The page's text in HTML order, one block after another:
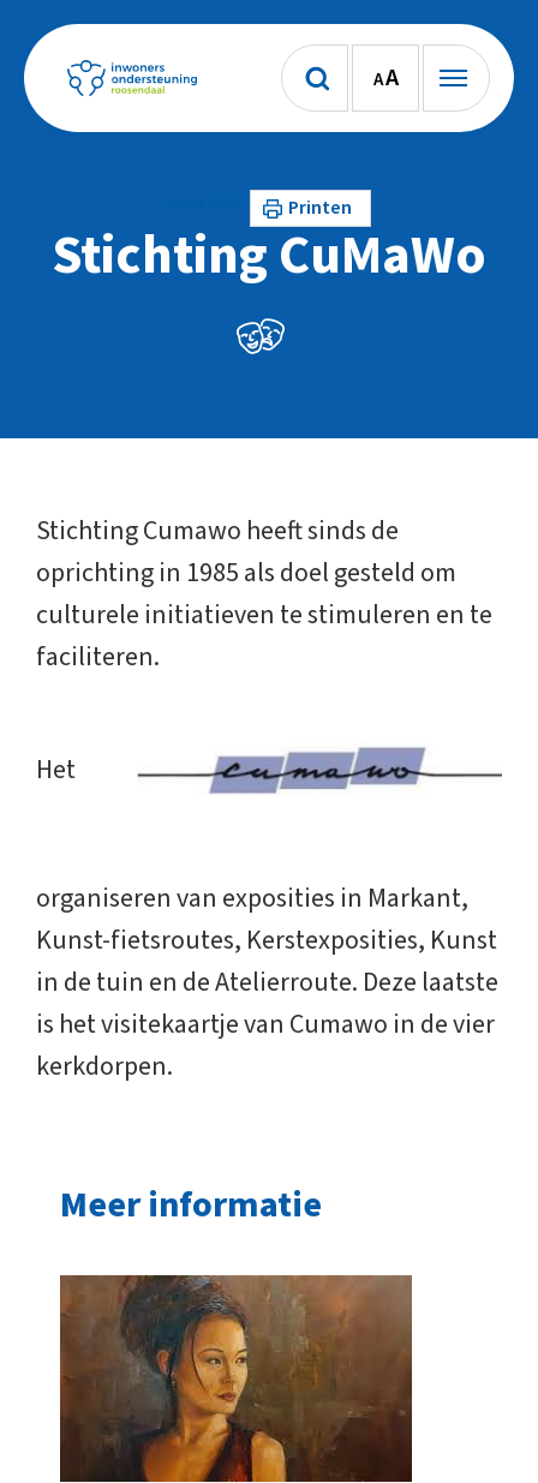
AA
Printen
Stichting CuMaWo
Stichting Cumawo heeft sinds de
oprichting in 1985 als doel gesteld om
culturele initiatieven te stimuleren en te
faciliteren.
Het
organiseren van exposities in Markant,
Kunst-fietsroutes, Kerstexposities, Kunst
in de tuin en de Atelierroute. Deze laatste
is het visitekaartje van Cumawo in de vier
kerkdorpen.
Meer informatie